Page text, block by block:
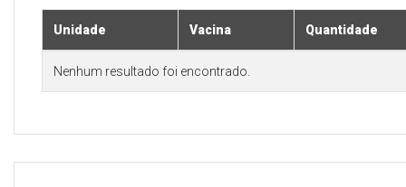
Unidade Vacina Quantidade
Nenhum resultado foi encontrado.